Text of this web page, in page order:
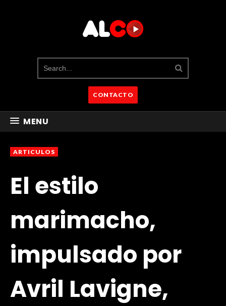
CONTACTO
MENU
ARTICULOS
El estilo
marimacho,
impulsado por
Avril Lavigne,